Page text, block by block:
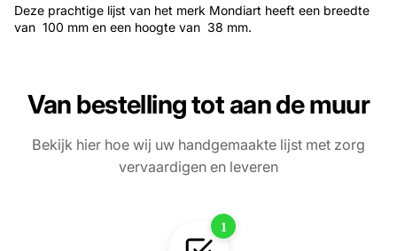
Deze prachtige lijst van het merk Mondiart heeft een breedte
van 100 mm en een hoogte van 38 mm.
Van bestelling tot aan de muur
Bekijk hier hoe wij uw handgemaakte lijst met zorg
vervaardigen en leveren
1